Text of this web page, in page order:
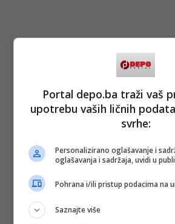
Portal depo.ba traži vaš
upotrebu vaših ličnih
svrhe:
Personalizirano oglašavanje i
oglašavanja i sadržaja, uvidi u
Pohrana i/ili pristup podacima na
Saznajte više